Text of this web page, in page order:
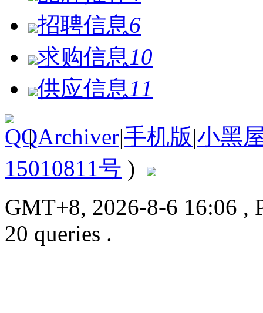
招聘信息6
求购信息 10
供应信息 11
| Archiver|手机版|小黑
15010811号 )
GMT+8, 2026-8-6 16:06 ,
20 queries .